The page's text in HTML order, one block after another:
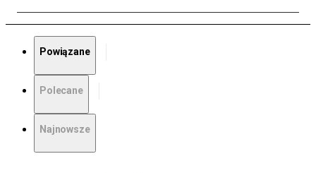
Powiązane
Polecane
Najnowsze